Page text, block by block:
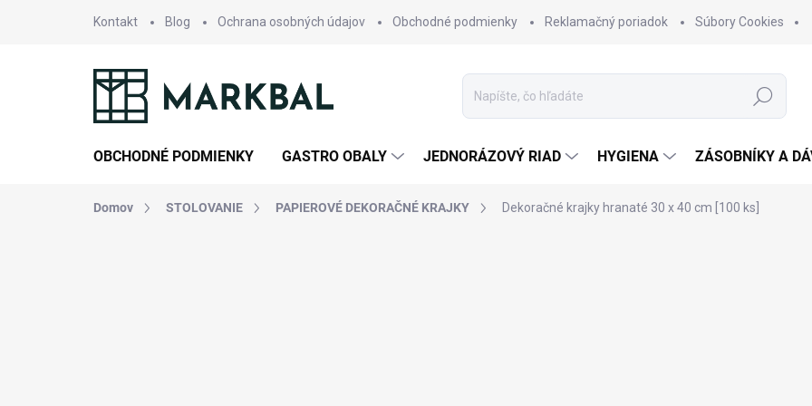
Kontakt Blog Ochrana osobných údajov Obchodné podmienky Reklamačný poriadok Súbory Cookies
Hľadať
OBCHODNÉ PODMIENKY GASTRO OBALY JEDNORÁZOVÝ RIAD HYGIENA ZÁSOBNÍKY A
Domov STOLOVANIE PAPIEROVÉ DEKORAČNÉ KRAJKY Dekoračné krajky hranaté 30 x 40 cm [100 ks]